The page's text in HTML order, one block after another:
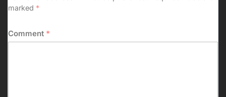
marked *
Comment *